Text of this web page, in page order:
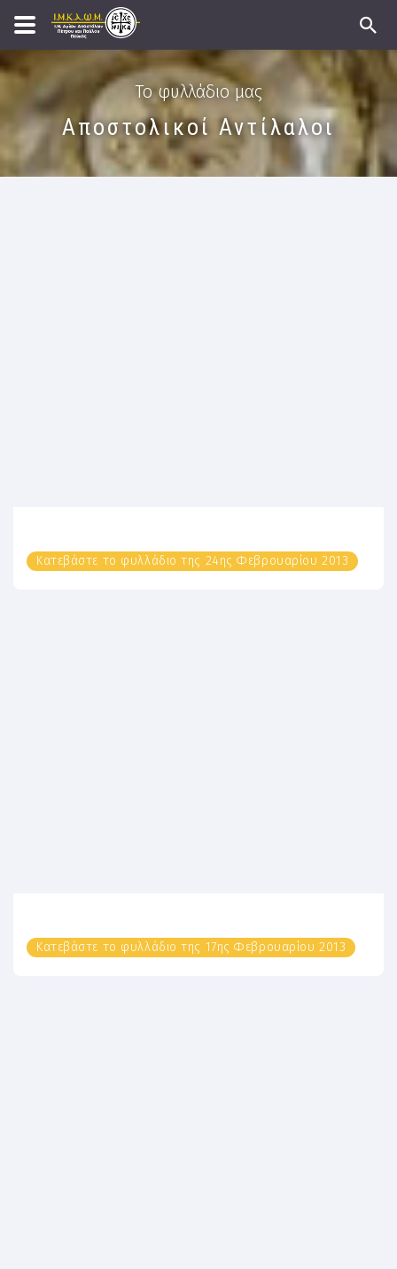
Το φυλλάδιο μας
Αποστολικοί Αντίλαλοι
Κατεβάστε το φυλλάδιο της 24ης Φεβρουαρίου 2013
Κατεβάστε το φυλλάδιο της 17ης Φεβρουαρίου 2013